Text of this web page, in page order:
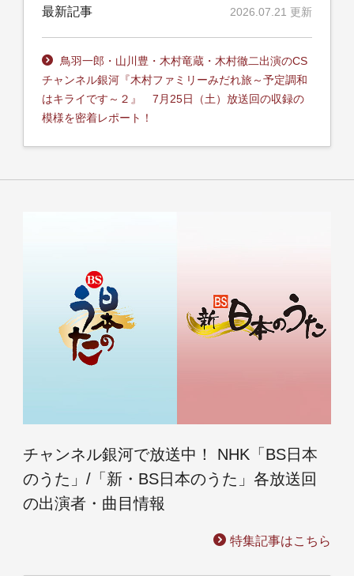
最新記事 2026.07.21 更新
鳥羽一郎・山川豊・木村竜蔵・木村徹二出演のCS
チャンネル銀河『木村ファミリーみだれ旅～予定調和
はキライです～２』 7月25日（土）放送回の収録の
模様を密着レポート！
チャンネル銀河で放送中！ NHK「BS日本
のうた」/「新・BS日本のうた」各放送回
の出演者・曲目情報
特集記事はこちら